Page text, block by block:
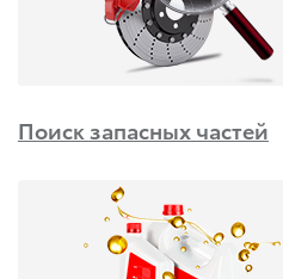
Поиск запасных частей